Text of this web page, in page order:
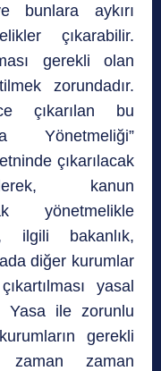
bunlara aykırı
çıkarabilir.
gerekli olan
zorundadır.
çıkarılan bu
Yönetmeliği”
çıkarılacak
kanun
yönetmelikle
ilgili bakanlık,
diğer kurumlar
yasal
Yasa ile zorunlu
gerekli
zaman